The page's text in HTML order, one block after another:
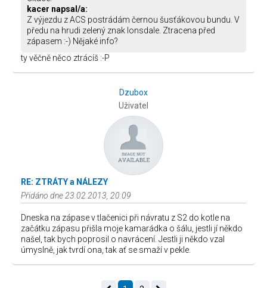
kacer napsal/a:
Z výjezdu z ACS postrádám černou šusťákovou bundu. V
předu na hrudi zelený znak lonsdale. Ztracena před
zápasem :-) Nějaké info?
ty věčně něco ztrácíš :-P
Dzubox
Uživatel
RE: ZTRÁTY a NÁLEZY
Přidáno dne 23.02.2013, 20:09
Dneska na zápase v tlačenici při návratu z S2 do kotle na
začátku zápasu přišla moje kamarádka o šálu, jestli jí někdo
našel, tak bych poprosil o navrácení. Jestli ji někdo vzal
úmyslně, jak tvrdí ona, tak ať se smaží v pekle.